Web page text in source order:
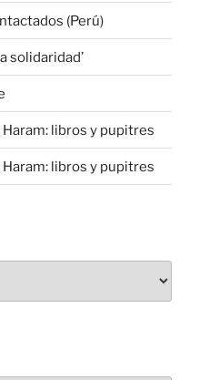
(Perú)
solidaridad’
libros y pupitres
libros y pupitres